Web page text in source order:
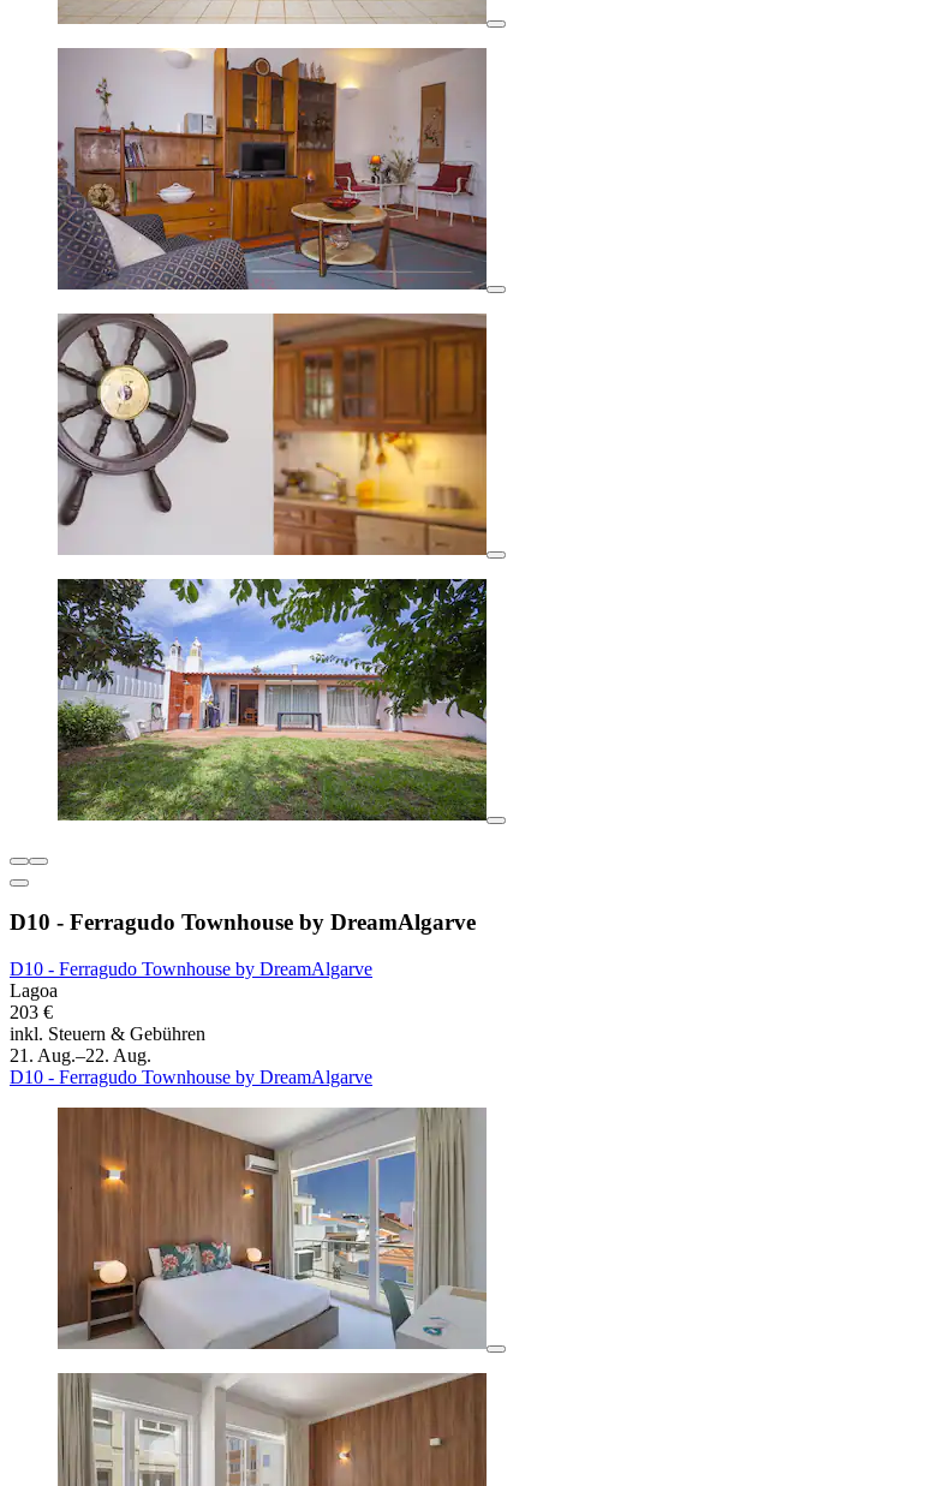
D10 - Ferragudo Townhouse by DreamAlgarve
D10 - Ferragudo Townhouse by DreamAlgarve
Lagoa
203 €
inkl. Steuern & Gebühren
21. Aug.–22. Aug.
D10 - Ferragudo Townhouse by DreamAlgarve